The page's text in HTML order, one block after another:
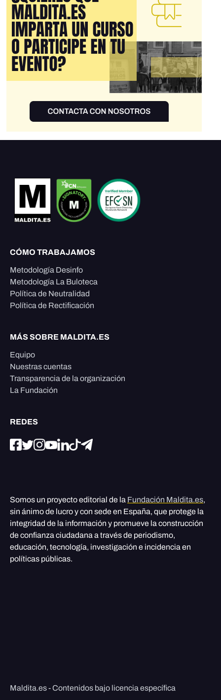
CÓMO TRABAJAMOS
Metodología Desinfo
Metodología La Buloteca
Política de Neutralidad
Política de Rectificación
MÁS SOBRE MALDITA.ES
Equipo
Nuestras cuentas
Transparencia de la organización
La Fundación
REDES
Somos un proyecto editorial de la Fundación Maldita.es,
sin ánimo de lucro y con sede en España, que protege la
integridad de la información y promueve la construcción
de confianza ciudadana a través de periodismo,
educación, tecnología, investigación e incidencia en
políticas públicas.
Maldita.es - Contenidos bajo licencia específica